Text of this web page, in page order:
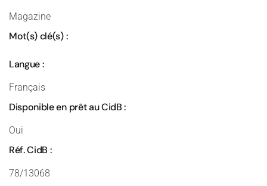
Magazine
Mot(s) clé(s) :
Langue :
Français
Disponible en prêt au CidB :
Oui
Réf. CidB :
78/13068